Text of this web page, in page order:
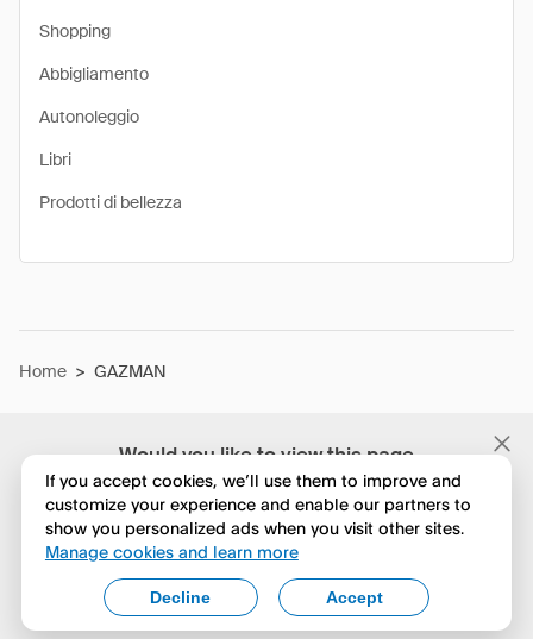
Would you like to view this page
in English?
No, continua a esplorare
Yes, change to English
Shopping
Abbigliamento
Autonoleggio
Libri
Prodotti di bellezza
Home > GAZMAN
If you accept cookies, we’ll use them to improve and
customize your experience and enable our partners to
show you personalized ads when you visit other sites.
Manage cookies and learn more
Accept
Decline